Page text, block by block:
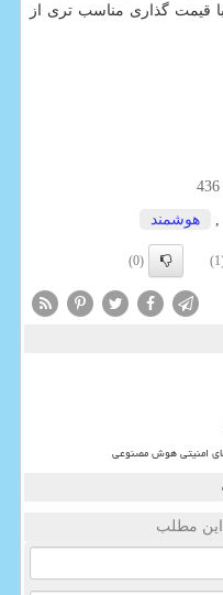
با قیمت گذاری مناسب تری از
436
, هوشمند
(0)
امنیتی هوش مصنوعی
مطلب